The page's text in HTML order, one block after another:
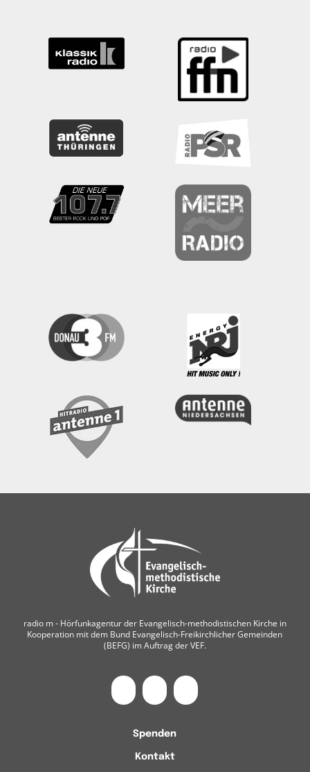
radio m ‐ Hörfunkagentur der Evangelisch-methodistischen Kirche in
Kooperation mit dem Bund Evangelisch-Freikirchlicher Gemeinden
(BEFG) im Auftrag der VEF.
Spenden
Kontakt